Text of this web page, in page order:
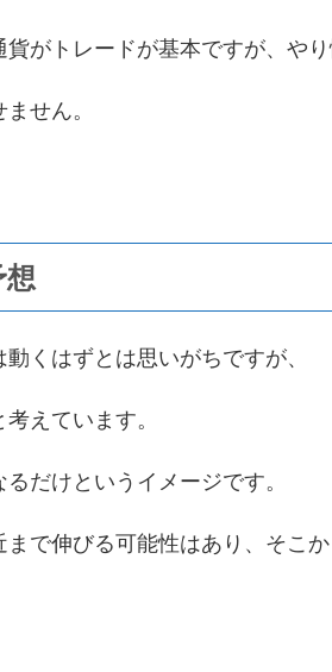
がトレードが基本ですが、やり
せん。
くはずとは思いがちですが、
えています。
だけというイメージです。
で伸びる可能性はあり、そこ